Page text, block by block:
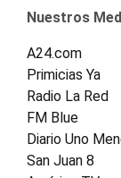
Nuestros
A24.com
Primicias Ya
Radio La Red
FM Blue
Diario Uno
San Juan 8